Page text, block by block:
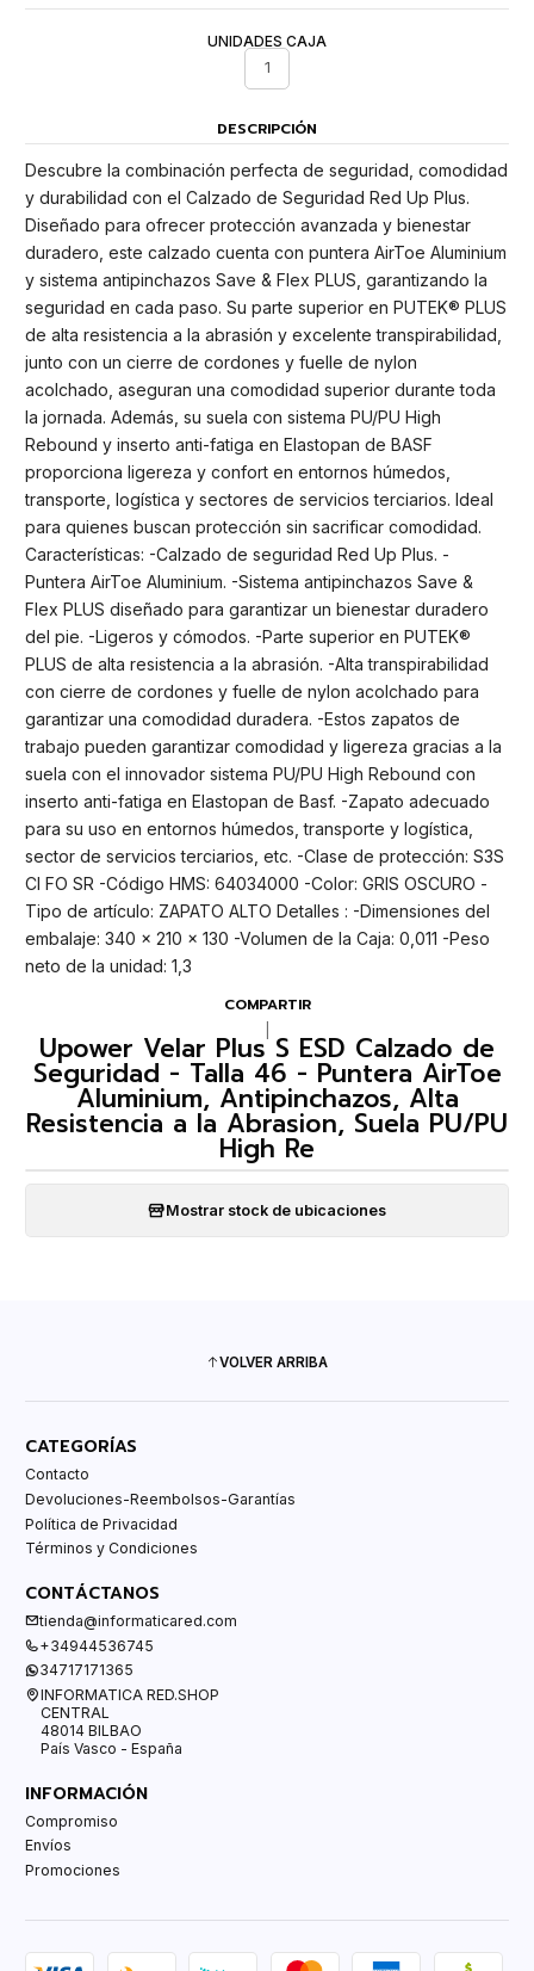
UNIDADES CAJA
1
DESCRIPCIÓN
Descubre la combinación perfecta de seguridad, comodidad
y durabilidad con el Calzado de Seguridad Red Up Plus.
Diseñado para ofrecer protección avanzada y bienestar
duradero, este calzado cuenta con puntera AirToe Aluminium
y sistema antipinchazos Save & Flex PLUS, garantizando la
seguridad en cada paso. Su parte superior en PUTEK® PLUS
de alta resistencia a la abrasión y excelente transpirabilidad,
junto con un cierre de cordones y fuelle de nylon
acolchado, aseguran una comodidad superior durante toda
la jornada. Además, su suela con sistema PU/PU High
Rebound y inserto anti-fatiga en Elastopan de BASF
proporciona ligereza y confort en entornos húmedos,
transporte, logística y sectores de servicios terciarios. Ideal
para quienes buscan protección sin sacrificar comodidad.
Características: -Calzado de seguridad Red Up Plus. -
Puntera AirToe Aluminium. -Sistema antipinchazos Save &
Flex PLUS diseñado para garantizar un bienestar duradero
del pie. -Ligeros y cómodos. -Parte superior en PUTEK®
PLUS de alta resistencia a la abrasión. -Alta transpirabilidad
con cierre de cordones y fuelle de nylon acolchado para
garantizar una comodidad duradera. -Estos zapatos de
trabajo pueden garantizar comodidad y ligereza gracias a la
suela con el innovador sistema PU/PU High Rebound con
inserto anti-fatiga en Elastopan de Basf. -Zapato adecuado
para su uso en entornos húmedos, transporte y logística,
sector de servicios terciarios, etc. -Clase de protección: S3S
CI FO SR -Código HMS: 64034000 -Color: GRIS OSCURO -
Tipo de artículo: ZAPATO ALTO Detalles : -Dimensiones del
embalaje: 340 x 210 x 130 -Volumen de la Caja: 0,011 -Peso
neto de la unidad: 1,3
COMPARTIR
Upower Velar Plus S ESD Calzado de
Seguridad - Talla 46 - Puntera AirToe
Aluminium, Antipinchazos, Alta
Resistencia a la Abrasion, Suela PU/PU
High Re
Mostrar stock de ubicaciones
VOLVER ARRIBA
CATEGORÍAS
Contacto
Devoluciones-Reembolsos-Garantías
Política de Privacidad
Términos y Condiciones
CONTÁCTANOS
tienda@informaticared.com
+34944536745
34717171365
INFORMATICA RED.SHOP
CENTRAL
48014 BILBAO
País Vasco - España
INFORMACIÓN
Compromiso
Envíos
Promociones